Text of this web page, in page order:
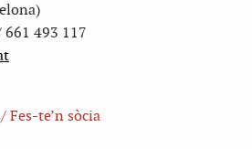
661 493 117
Fes-te’n sòcia